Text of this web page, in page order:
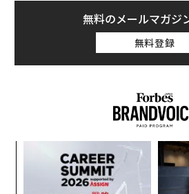
無料のメールマガジ
無料登録